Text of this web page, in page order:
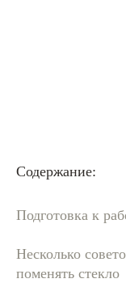
Содержание:
Подготовка к
Несколько
поменять стекло